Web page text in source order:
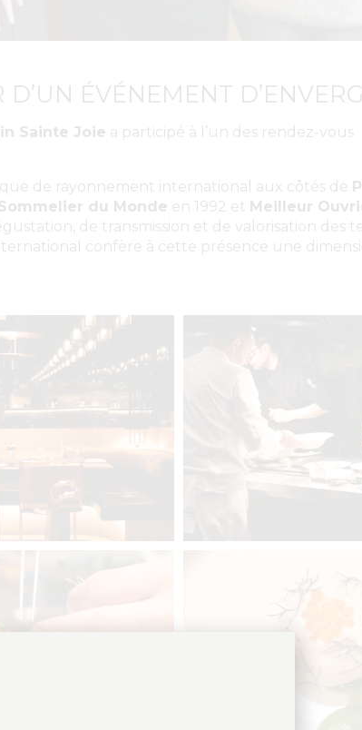
ÉVÉNEMENT
Sainte Joie a participé à l’un des rendez-vous
de rayonnement international aux côtés de
du Monde en 1992 et Meilleur
de transmission et de valorisation des
confère à cette présence une